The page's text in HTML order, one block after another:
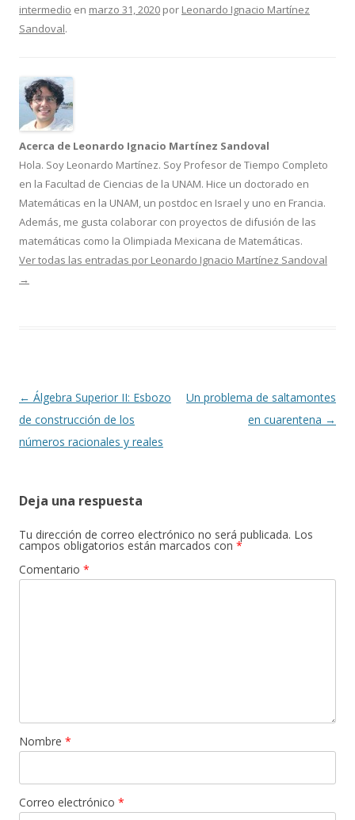
intermedio en marzo 31, 2020 por Leonardo Ignacio Martínez
Sandoval.
Acerca de Leonardo Ignacio Martínez Sandoval
Hola. Soy Leonardo Martínez. Soy Profesor de Tiempo Completo
en la Facultad de Ciencias de la UNAM. Hice un doctorado en
Matemáticas en la UNAM, un postdoc en Israel y uno en Francia.
Además, me gusta colaborar con proyectos de difusión de las
matemáticas como la Olimpiada Mexicana de Matemáticas.
Ver todas las entradas por Leonardo Ignacio Martínez Sandoval
→
Navegación
de
entradas
← Álgebra Superior II: Esbozo
de construcción de los
números racionales y reales
Un problema de saltamontes
en cuarentena →
Deja una respuesta
Tu dirección de correo electrónico no será publicada. Los
campos obligatorios están marcados con *
Comentario *
Nombre *
Correo electrónico *